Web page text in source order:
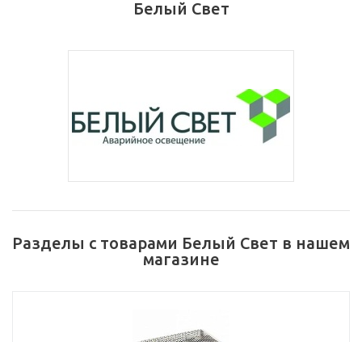
Белый Свет
Разделы с товарами Белый Свет в нашем
магазине